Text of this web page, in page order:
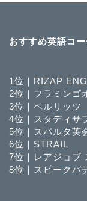
おすすめ英語コ
1位｜RIZAP
2位｜フラミンゴ
3位｜ベルリッツ
4位｜スタディサ
5位｜スパルタ英
6位｜STRAIL
7位｜レアジョブ
8位｜スピークバ